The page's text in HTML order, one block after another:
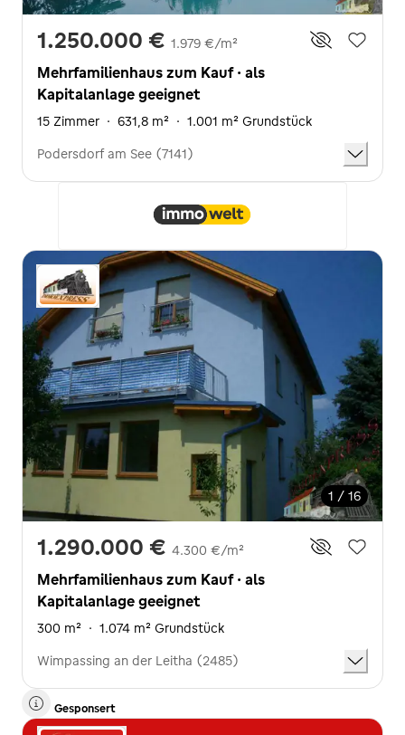
1.250.000 € 1.979 €/m²
Mehrfamilienhaus zum Kauf · als
Kapitalanlage geeignet
15 Zimmer · 631,8 m² · 1.001 m² Grundstück
Podersdorf am See (7141)
1 / 16
1.290.000 € 4.300 €/m²
Mehrfamilienhaus zum Kauf · als
Kapitalanlage geeignet
300 m² · 1.074 m² Grundstück
Wimpassing an der Leitha (2485)
Gesponsert